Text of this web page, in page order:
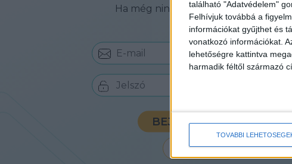
található "Adatvédelem"
Felhívjuk továbbá a
információkat gyűjthet és
vonatkozó információkat.
lehetőségre kattintva
harmadik féltől származó
TOVÁBBI
Ha még nincs fiókod, akkoritt tudsz
létrehozni
BEJELENTKEZÉS
ÚJ FIÓK